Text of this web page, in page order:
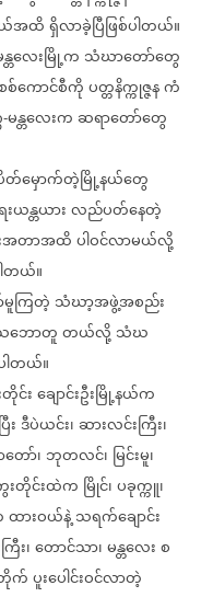
ယ်အထိရှိလာခဲ့ပြီဖြစ်ပါတယ်။
တလေးမြို့က သံဃာတော်တွေ
စ်ကောင်စီကိုပတ္တနိက္ကုဇ္ဇနကံ
-မန္တလေးကဆရာတော်တွေ
မှောက်တဲ့မြို့နယ်တွေ
ယန္တယားလည်ပတ်နေတဲ့
အတာအထိပါဝင်လာမယ်လို့
တယ်။
ကြတဲ့ သံဃာ့အဖွဲ့အစည်း
ဘောတူတယ်လို့သံဃ
ါတယ်။
င်းချောင်းဦးမြို့နယ်က
းဒီပဲယင်း၊ဆားလင်းကြီး၊
ော်၊ ဘုတလင်၊ မြင်းမူ၊
းတိုင်းထဲက မြိုင်၊ပခုက္ကူ၊
ထားဝယ်နဲ့သရက်ချောင်း
ြီး၊တောင်သာ၊မန္တလေးစ
က်ပူးပေါင်းဝင်လာတဲ့